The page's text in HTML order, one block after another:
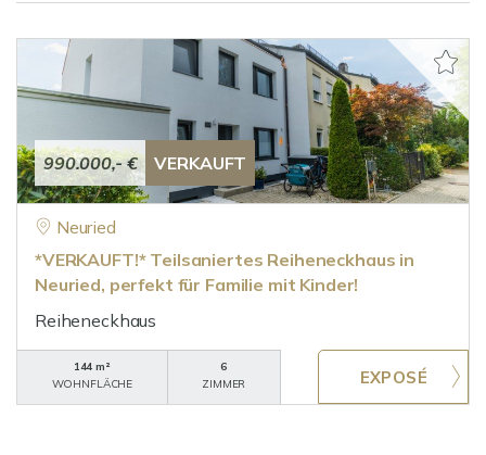
990.000,- € VERKAUFT
Neuried
*VERKAUFT!* Teilsaniertes Reiheneckhaus in
Neuried, perfekt für Familie mit Kinder!
Reiheneckhaus
144 m²
WOHNFLÄCHE
6
ZIMMER